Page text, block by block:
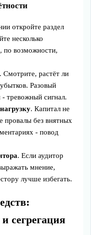
откройте раздел
несколько
по возможности,
. Смотрите, растёт ли
Разовый
- тревожный сигнал.
. Капитал не
провалы без внятных
- повод
. Если аудитор
мнение,
лучше избегать.
сегрегация